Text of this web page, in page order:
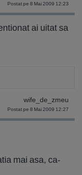
Postat pe 8 Mai 2009 12:23
ai uitat sa
wife_de_zmeu
Postat pe 8 Mai 2009 12:27
mai asa, ca-